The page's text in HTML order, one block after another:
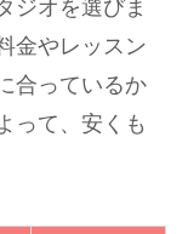
ジオを選びま
金やレッスン
合っているか
って、安くも